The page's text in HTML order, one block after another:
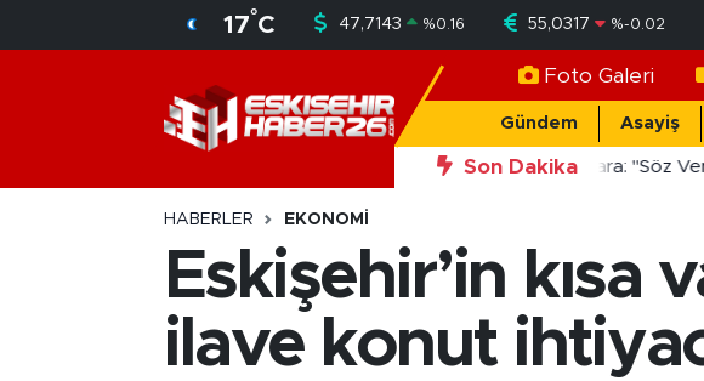
17°C 47,7143 %0.16 55,0317 %-0.02
Foto Galeri
Gündem Asayiş
Son Dakika
20:56Okan Yücekara: "Söz
HABERLER EKONOMI
Eskişehir’in
ilave konut
Nöbetçi Eczaneler
Hava Durumu
Trafik Durumu
Süper Lig Puan Durumu ve Fikstür
Tüm Manşetler